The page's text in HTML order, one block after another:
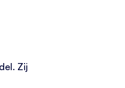
Zij